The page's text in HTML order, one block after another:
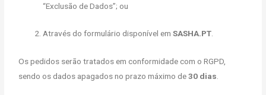
“Exclusão de Dados”; ou
Através do formulário disponível emSASHA.PT.
Os pedidos serão tratados em conformidade com o RGPD,
sendo os dados apagados no prazo máximo de30 dias.